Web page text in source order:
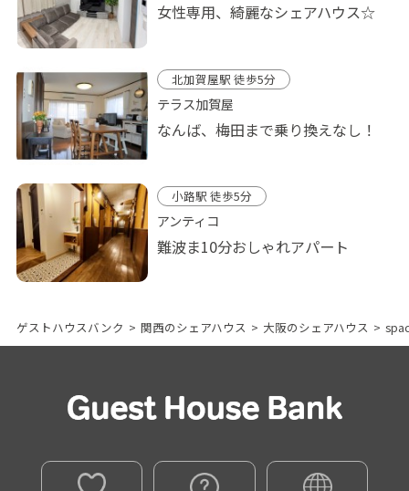
女性専用、綺麗なシェアハウス☆
北加賀屋駅 徒歩5分
テラス加賀屋
なんば、梅田まで乗り換えなし！
小路駅 徒歩5分
アンティコ
難波ま10分おしゃれアパート
ゲストハウスバンク > 関西のシェアハウス > 大阪のシェアハウス >